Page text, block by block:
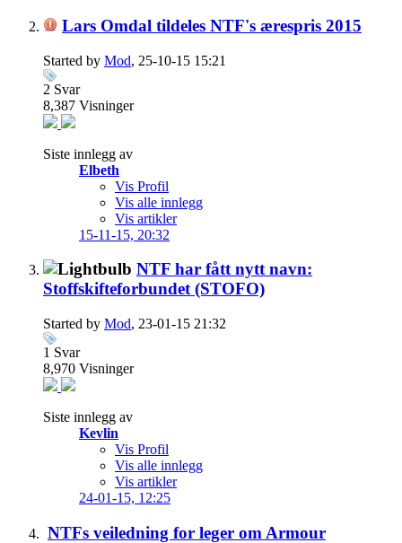
Lars Omdal tildeles NTF's ærespris 2015
Started by Mod, 25-10-15 15:21
2 Svar
8,387 Visninger
Siste innlegg av
Elbeth
Vis Profil
Vis alle innlegg
Vis artikler
15-11-15, 20:32
NTF har fått nytt navn:
Stoffskifteforbundet (STOFO)
Started by Mod, 23-01-15 21:32
1 Svar
8,970 Visninger
Siste innlegg av
Kevlin
Vis Profil
Vis alle innlegg
Vis artikler
24-01-15, 12:25
NTFs veiledning for leger om Armour